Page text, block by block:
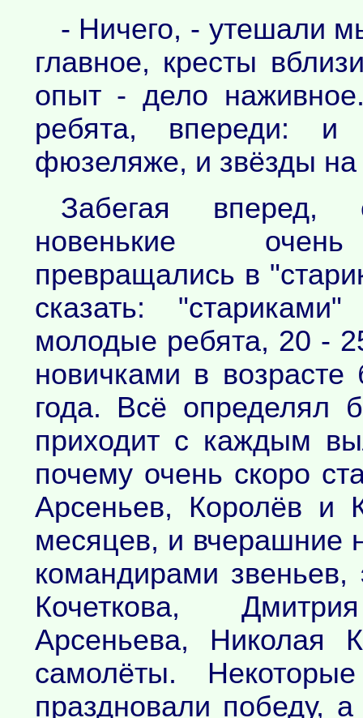
- Ничего, - утешали
главное, кресты
опыт - дело
ребята, впереди:
фюзеляже, и звёзды на
Забегая вперед,
новенькие
превращались в
сказать:
молодые ребята, 20 -
новичками в
года. Всё определял
приходит с каждым
почему очень скоро
Арсеньев, Королёв и
месяцев, и вчерашние
командирами
Кочеткова,
Арсеньева, Николая
самолёты.
праздновали победу,